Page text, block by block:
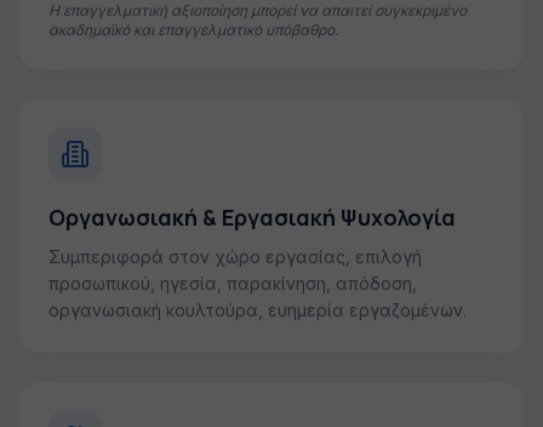
Η επαγγελματική αξιοποίηση μπορεί να απαιτεί συγκεκριμένο
ακαδημαϊκό και επαγγελματικό υπόβαθρο.
Οργανωσιακή & Εργασιακή Ψυχολογία
Συμπεριφορά στον χώρο εργασίας, επιλογή
προσωπικού, ηγεσία, παρακίνηση, απόδοση,
οργανωσιακή κουλτούρα, ευημερία εργαζομένων.